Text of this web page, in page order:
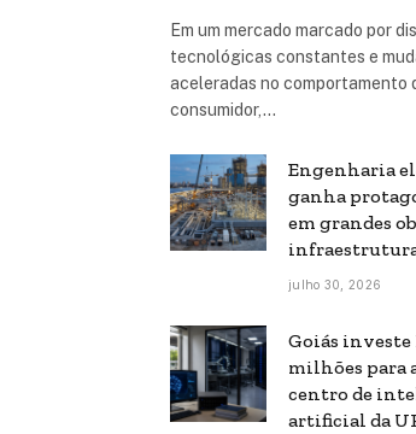
Em um mercado marcado por
tecnológicas constantes e
aceleradas no comportamento
consumidor,…
Engenharia
ganha
em grandes
julho 30, 2026
Goiás investe
milhões para
centro de
artificial da